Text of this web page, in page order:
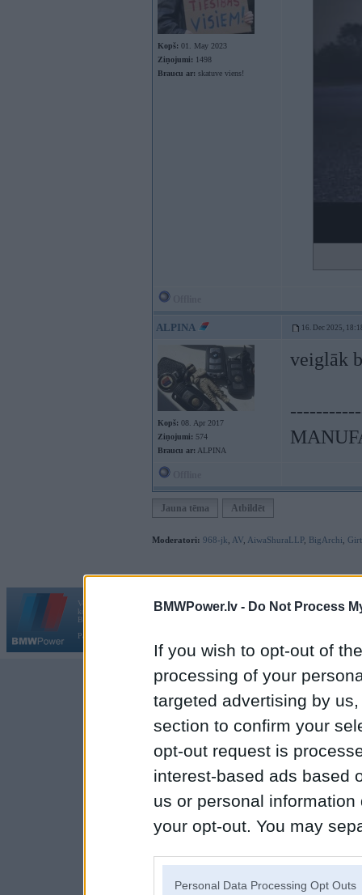
BMWPower.lv - Do Not Process
If you wish to opt-out of
processing of your
targeted advertising by
section to confirm your
opt-out request is
interest-based ads based
us or personal
your opt-out. You may
Personal Data Processing Opt Outs
Kopš: 01. May 2023
Ziņojumi: 1498
Braucu ar: skatuve viens!
ALPINA 16. Dec 2025,
Kopš: 08. Apr 2017
Ziņojumi: 574
Braucu ar: ALPINA
veiglāk
Jauna tēma Atbildēt
Moderatori: 968-jk AV AiwaShuraLLP, BigArchi
Vortāls BMWPower.lv darbojas
kopš 2002. gada 14. maija. Tas nav auto klubs un nav saistīts ar
BMW AG.
Par BMWPower